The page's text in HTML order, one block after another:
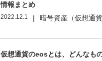
情報まとめ
2022.12.1 | 暗号資産（仮想通貨
仮想通貨のeosとは、どんなも